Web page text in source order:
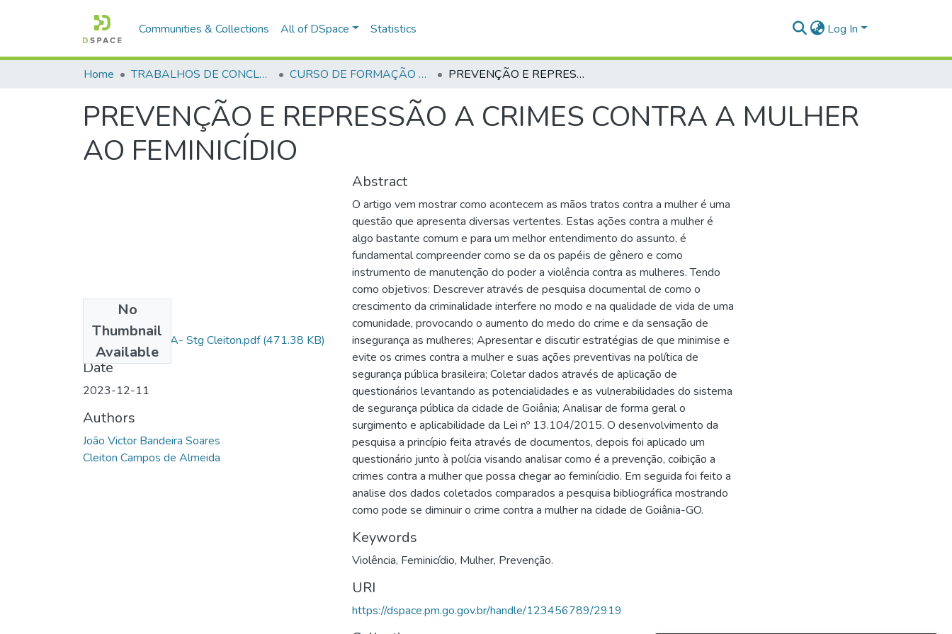
Communities & Collections All of DSpace Statistics Log In
Home TRABALHOS DE CONCLUSÃO DE CURSO - CFP (CURSO DE FORMAÇÃO DE PRAÇAS) CURSO DE FORMAÇÃO DE PRAÇAS - CFP - 2023 PREVENÇÃO E REPRESSÃO A CRIMES CONTRA A MULHER AO FEMINICÍDIO
PREVENÇÃO E REPRESSÃO A CRIMES CONTRA A MULHER
AO FEMINICÍDIO
No
Thumbnail
Available
AL SD BANDEIRA- Stg Cleiton.pdf(471.38 KB)
Date
2023-12-11
Authors
João Victor Bandeira Soares
Cleiton Campos de Almeida
Abstract
O artigo vem mostrar como acontecem as mãos tratos contra a mulher é uma
questão que apresenta diversas vertentes. Estas ações contra a mulher é
algo bastante comum e para um melhor entendimento do assunto, é
fundamental compreender como se da os papéis de gênero e como
instrumento de manutenção do poder a violência contra as mulheres. Tendo
como objetivos: Descrever através de pesquisa documental de como o
crescimento da criminalidade interfere no modo e na qualidade de vida de uma
comunidade, provocando o aumento do medo do crime e da sensação de
insegurança as mulheres; Apresentar e discutir estratégias de que minimise e
evite os crimes contra a mulher e suas ações preventivas na política de
segurança pública brasileira; Coletar dados através de aplicação de
questionários levantando as potencialidades e as vulnerabilidades do sistema
de segurança pública da cidade de Goiânia; Analisar de forma geral o
surgimento e aplicabilidade da Lei nº 13.104/2015. O desenvolvimento da
pesquisa a princípio feita através de documentos, depois foi aplicado um
questionário junto à polícia visando analisar como é a prevenção, coibição a
crimes contra a mulher que possa chegar ao feminícidio. Em seguida foi feito a
analise dos dados coletados comparados a pesquisa bibliográfica mostrando
como pode se diminuir o crime contra a mulher na cidade de Goiânia-GO.
Keywords
Violência, Feminicídio, Mulher, Prevenção.
URI
https://dspace.pm.go.gov.br/handle/123456789/2919